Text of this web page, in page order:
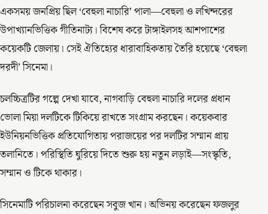
একসময় জনপ্রিয় ছিল ‘বেহুলা নাচারি’ পালা—বেহুলা ও লখিন্দরের
উপাখ্যানভিত্তিক গীতিনাট্য। বিশেষ করে টাঙ্গাইলসহ আশপাশের
কয়েকটি জেলায়। সেই ঐতিহ্যের ধারাবাহিকতায় তৈরি হয়েছে ‘বেহুলা
দরদী’ সিনেমা।
চলচ্চিত্রটির গল্পে দেখা যাবে, নাগবাড়ি বেহুলা নাচারি দলের প্রধান
ভোলা মিয়া দলটিকে টিকিয়ে রাখতে সংগ্রাম করছেন। কয়েকবার
ইউনিয়নভিত্তিক প্রতিযোগিতায় পরাজয়ের পর দলটির সম্মান প্রায়
তলানিতে। পরিস্থিতি ঘুরিয়ে দিতে শুরু হয় নতুন লড়াই—সংস্কৃতি,
সম্মান ও টিকে থাকার।
সিনেমাটি পরিচালনা করেছেন সবুজ খান। অভিনয় করেছেন ফজলুর